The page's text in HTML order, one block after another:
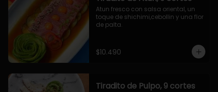
Atun fresco con salsa oriental, un
toque de shichimi,cebollin y una flor
de palta.
$10.490
Tiradito de Pulpo, 9 cortes